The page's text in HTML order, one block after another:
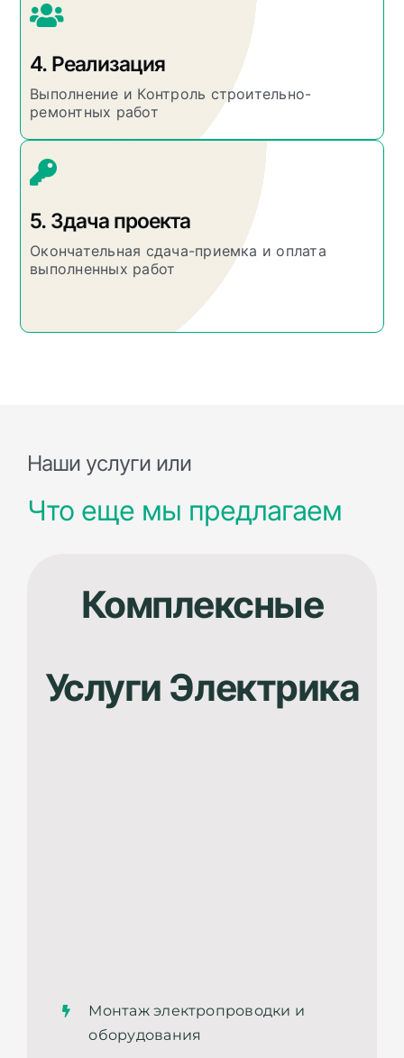
4. Реализация
Выполнение и Контроль строительно-
ремонтных работ
5. Здача проекта
Окончательная сдача-приемка и оплата
выполненных работ
Наши услуги или
Что еще мы предлагаем
Комплексные
Услуги Электрика
Монтаж электропроводки и
оборудования